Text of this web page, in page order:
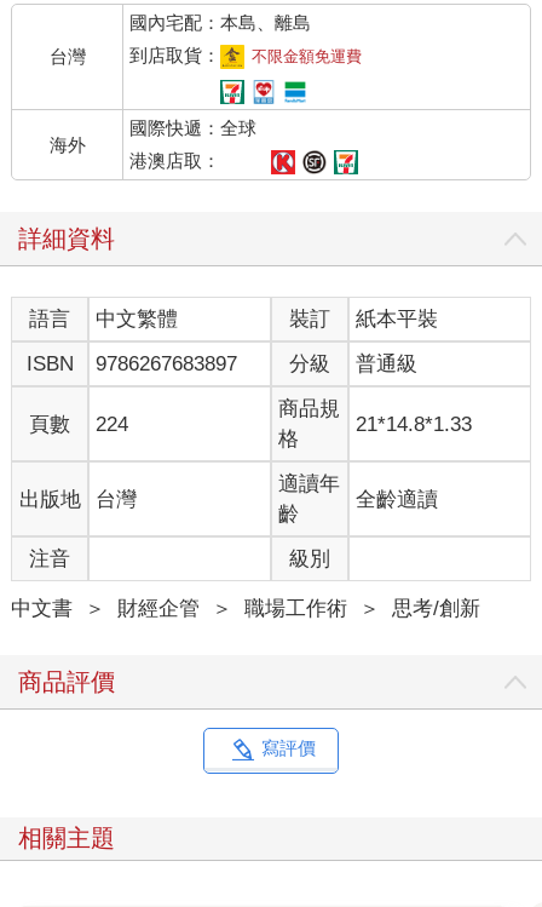
台灣
國內宅配：本島、離島
到店取貨：
不限金額免運費
海外
國際快遞：全球
港澳店取：
詳細資料
語言 中文繁體 裝訂
紙本平裝
ISBN
9786267683897 分級 普通級
頁數 224
商品規
格
21*14.8*1.33
出版地 台灣
適讀年
齡
全齡適讀
注音 級別
中文書 ＞ 財經企管 ＞ 職場工作術 ＞ 思考/創新
商品評價
寫評價
相關主題